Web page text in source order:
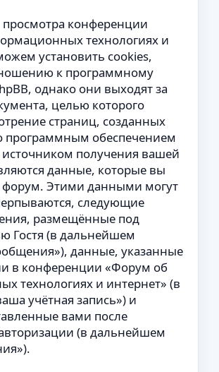
конференции
технологиях и
установить cookies,
к программному
однако они выходят за
целью которого
страниц, созданных
программным обеспечением
получения вашей
данные, которые вы
форум. Этими данными могут
следующие
размещённые под
Гостя (в дальнейшем
данные, указанные
в конференции «Форум об
технологиях и интернет» (в
учётная запись») и
вами после
(в дальнейшем